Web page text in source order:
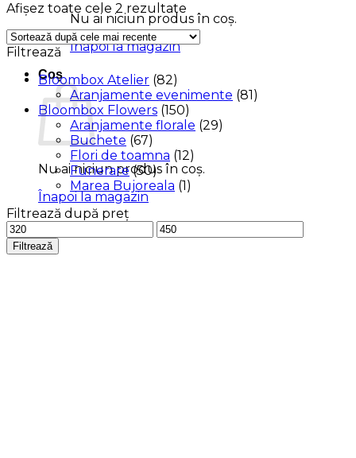
Nu ai niciun produs în coș.
Înapoi la magazin
Coș
Nu ai niciun produs în coș.
Înapoi la magazin
Afișez toate cele 2 rezultate
după
cele
Filtrează
Bloombox Atelier (82)
Aranjamente evenimente (81)
Bloombox Flowers (150)
Aranjamente florale (29)
Buchete (67)
Flori de toamna (12)
Funerare (50)
Marea Bujoreala (1)
Filtrează după preț
Preț
minim
Preț
maxim
Filtrează